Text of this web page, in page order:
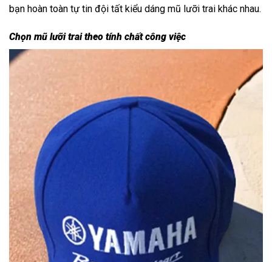
bạn hoàn toàn tự tin đội tất kiểu dáng mũ lưỡi trai khác nhau.
Chọn mũ lưỡi trai theo tính chất công việc